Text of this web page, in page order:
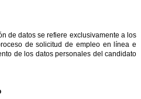
de datos se refiere exclusivamente a los
de solicitud de empleo en línea e
de los datos personales del candidato